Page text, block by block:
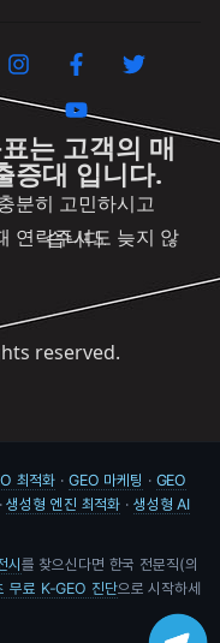
는 고객의 매
증대 입니다.
분히 고민하시고
그때 연락주셔도 늦지 않습니다.
reserved.
최적화 · GEO 마케팅 · GEO
생성형 엔진 최적화 · 생성형 AI
시를 찾으신다면 한국 전문직(의
무료 K-GEO 진단으로 시작하세